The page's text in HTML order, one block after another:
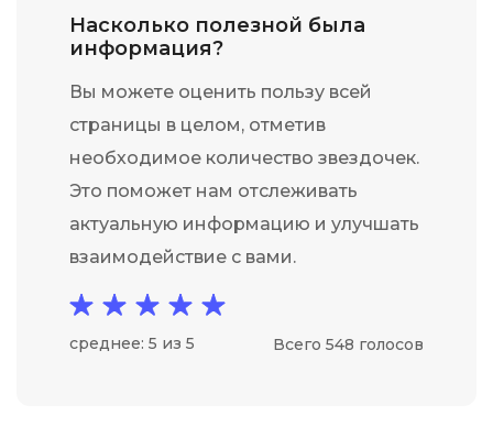
Насколько полезной была
информация?
Вы можете оценить пользу всей
страницы в целом, отметив
необходимое количество звездочек.
Это поможет нам отслеживать
актуальную информацию и улучшать
взаимодействие с вами.
среднее: 5 из 5 Всего 548 голосов